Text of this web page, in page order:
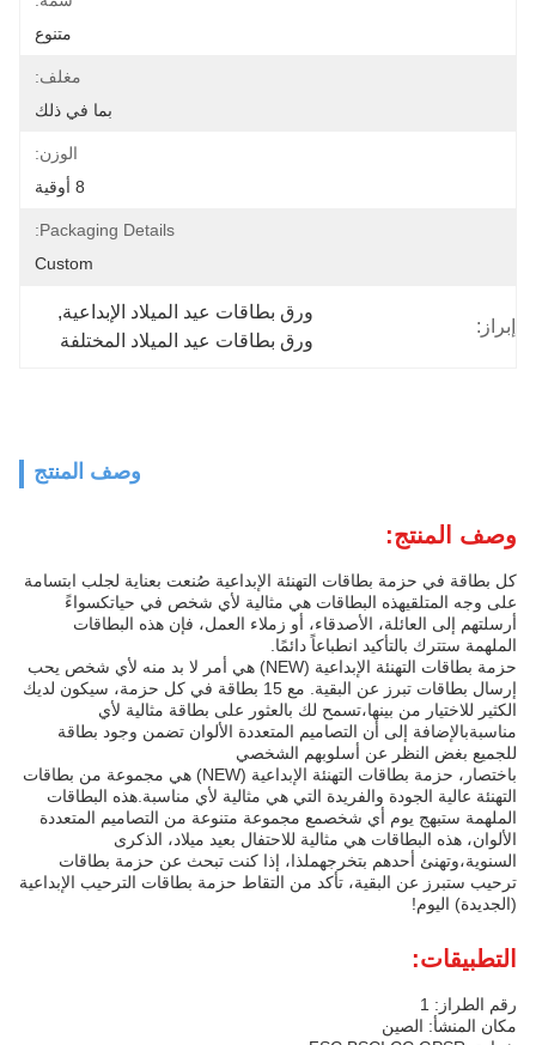
متنوع
مغلف:
بما في ذلك
الوزن:
Packaging Details:
Custom
إبراز:
ورق بطاقات عيد الميلاد الإبداعية,
ورق بطاقات عيد الميلاد المختلفة
وصف المنتج
وصف المنتج:
كل بطاقة في حزمة بطاقات التهنئة الإبداعية صُنعت بعناية لجلب ابتسامة
على وجه المتلقيهذه البطاقات هي مثالية لأي شخص في حياتكسواءً
أرسلتهم إلى العائلة، الأصدقاء، أو زملاء العمل، فإن هذه البطاقات
الملهمة ستترك بالتأكيد انطباعاً دائمًا.
حزمة بطاقات التهنئة الإبداعية (NEW) هي أمر لا بد منه لأي شخص يحب
إرسال بطاقات تبرز عن البقية. مع 15 بطاقة في كل حزمة، سيكون لديك
الكثير للاختيار من بينها،تسمح لك بالعثور على بطاقة مثالية لأي
مناسبةبالإضافة إلى أن التصاميم المتعددة الألوان تضمن وجود بطاقة
للجميع بغض النظر عن أسلوبهم الشخصي
باختصار، حزمة بطاقات التهنئة الإبداعية (NEW) هي مجموعة من بطاقات
التهنئة عالية الجودة والفريدة التي هي مثالية لأي مناسبة.هذه البطاقات
الملهمة ستبهج يوم أي شخصمع مجموعة متنوعة من التصاميم المتعددة
الألوان، هذه البطاقات هي مثالية للاحتفال بعيد ميلاد، الذكرى
السنوية،وتهنئ أحدهم بتخرجهملذا، إذا كنت تبحث عن حزمة بطاقات
ترحيب ستبرز عن البقية، تأكد من التقاط حزمة بطاقات الترحيب الإبداعية
(الجديدة) اليوم!
التطبيقات:
رقم الطراز: 1
مكان المنشأ: الصين